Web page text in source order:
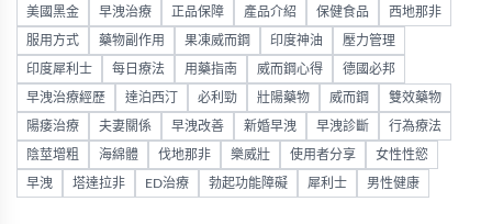
美國黑金 早洩治療 正品保障 產品介紹 保健食品 西地那非
服用方式 藥物副作用 果凍威而鋼 印度神油 壓力管理
印度犀利士 每日療法 用藥指南 威而鋼心得 德國必邦
早洩治療經歷 達泊西汀 必利勁 壯陽藥物 威而鋼 雙效藥物
陽痿治療 夫妻關係 早洩改善 新婚早洩 早洩診斷 行為療法
陰莖增粗 海綿體 伐地那非 樂威壯 使用者分享 女性性慾
早洩 塔達拉非 ED治療 勃起功能障礙 犀利士 男性健康